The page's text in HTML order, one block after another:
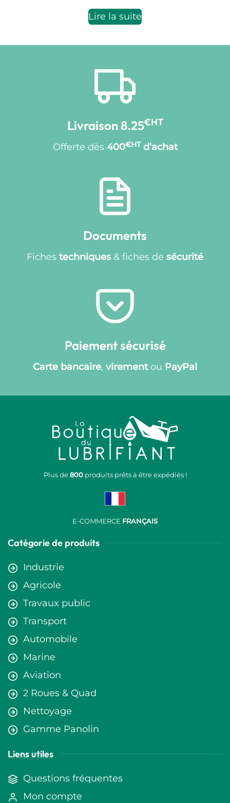
Lire la suite
Livraison 8.25€HT
Offerte dès 400€HT d’achat
Documents
Fiches techniques& fiches de sécurité
Paiement sécurisé
Carte bancaire, virementou PayPal
Plus de800produits prêts à être expédiés !
E-COMMERCE FRANÇAIS
Catégorie de produits
Industrie
Agricole
Travaux public
Transport
Automobile
Marine
Aviation
2 Roues & Quad
Nettoyage
Gamme Panolin
Liens utiles
Questions fréquentes
Mon compte